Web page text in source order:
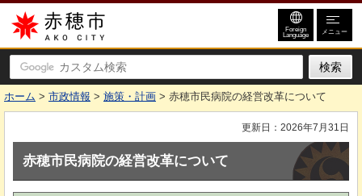
赤穂市
Foreign
Language メニュー
ホーム > 市政情報 > 施策・計画 > 赤穂市民病院の経営改革について
更新日：2026年7月31日
赤穂市民病院の経営改革について